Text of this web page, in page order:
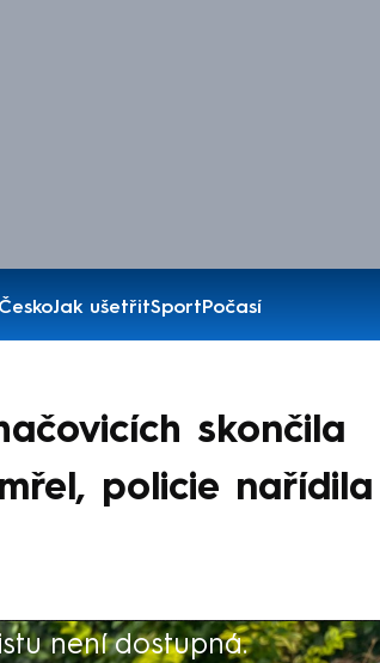
Jak ušetřitSportPočasí
skončila
policie nařídila
není dostupná.